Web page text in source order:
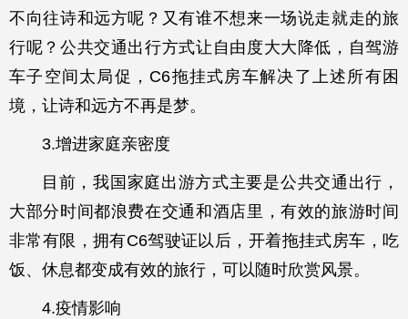
不向往诗和远方呢？又有谁不想来一场说走就走的旅
行呢？公共交通出行方式让自由度大大降低，自驾游
车子空间太局促，C6拖挂式房车解决了上述所有困
境，让诗和远方不再是梦。
3.增进家庭亲密度
目前，我国家庭出游方式主要是公共交通出行，
大部分时间都浪费在交通和酒店里，有效的旅游时间
非常有限，拥有C6驾驶证以后，开着拖挂式房车，吃
饭、休息都变成有效的旅行，可以随时欣赏风景。
4.疫情影响